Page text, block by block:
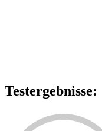
Testergebnisse: